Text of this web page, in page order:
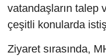
vatandaşların talep
çeşitli konularda
Ziyaret sırasında,